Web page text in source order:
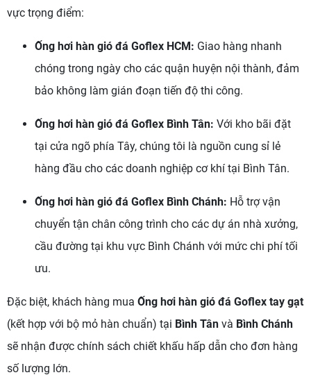
vực trọng điểm:
Ống hơi hàn gió đá Goflex HCM: Giao hàng nhanh
chóng trong ngày cho các quận huyện nội thành, đảm
bảo không làm gián đoạn tiến độ thi công.
Ống hơi hàn gió đá Goflex Bình Tân: Với kho bãi đặt
tại cửa ngõ phía Tây, chúng tôi là nguồn cung sỉ lẻ
hàng đầu cho các doanh nghiệp cơ khí tại Bình Tân.
Ống hơi hàn gió đá Goflex Bình Chánh: Hỗ trợ vận
chuyển tận chân công trình cho các dự án nhà xưởng,
cầu đường tại khu vực Bình Chánh với mức chi phí tối
ưu.
Đặc biệt, khách hàng mua Ống hơi hàn gió đá Goflex tay gạt
(kết hợp với bộ mỏ hàn chuẩn) tại Bình Tân và Bình Chánh
sẽ nhận được chính sách chiết khấu hấp dẫn cho đơn hàng
số lượng lớn.